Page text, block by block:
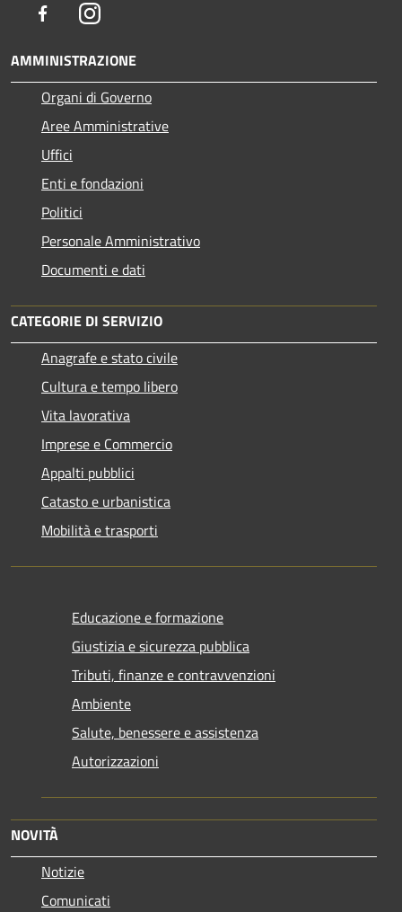
FacebookInstagram
AMMINISTRAZIONE
Organi di Governo
Aree Amministrative
Uffici
Enti e fondazioni
Politici
Personale Amministrativo
Documenti e dati
CATEGORIE DI SERVIZIO
Anagrafe e stato civile
Cultura e tempo libero
Vita lavorativa
Imprese e Commercio
Appalti pubblici
Catasto e urbanistica
Mobilità e trasporti
Educazione e formazione
Giustizia e sicurezza pubblica
Tributi, finanze e contravvenzioni
Ambiente
Salute, benessere e assistenza
Autorizzazioni
NOVITÀ
Notizie
Comunicati